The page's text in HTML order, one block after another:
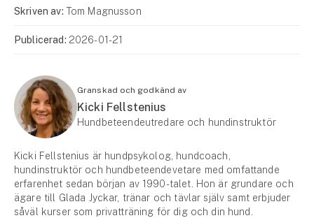
Skriven av: Tom Magnusson
Publicerad: 2026-01-21
Granskad och godkänd av
Kicki Fellstenius
Hundbeteendeutredare och hundinstruktör
Kicki Fellstenius är hundpsykolog, hundcoach,
hundinstruktör och hundbeteendevetare med omfattande
erfarenhet sedan början av 1990-talet. Hon är grundare och
ägare till Glada Jyckar, tränar och tävlar själv samt erbjuder
såväl kurser som privatträning för dig och din hund.